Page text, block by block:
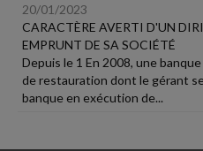
20/01/2023
CARACTÈRE AVERTI D'UN
EMPRUNT DE SA SOCIÉTÉ
Depuis le 1 En 2008, une
de restauration dont le gérant
banque en exécution de...